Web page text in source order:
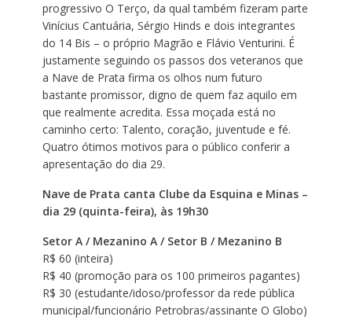
progressivo O Terço, da qual também fizeram parte
Vinícius Cantuária, Sérgio Hinds e dois integrantes
do 14 Bis – o próprio Magrão e Flávio Venturini. É
justamente seguindo os passos dos veteranos que
a Nave de Prata firma os olhos num futuro
bastante promissor, digno de quem faz aquilo em
que realmente acredita. Essa moçada está no
caminho certo: Talento, coração, juventude e fé.
Quatro ótimos motivos para o público conferir a
apresentação do dia 29.
Nave de Prata canta Clube da Esquina e Minas –
dia 29 (quinta-feira), às 19h30
Setor A / Mezanino A / Setor B / Mezanino B
R$ 60 (inteira)
R$ 40 (promoção para os 100 primeiros pagantes)
R$ 30 (estudante/idoso/professor da rede pública
municipal/funcionário Petrobras/assinante O Globo)